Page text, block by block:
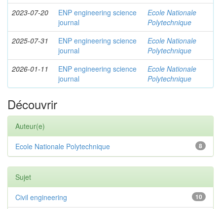
2023-07-20
ENP engineering science
journal
Ecole Nationale
Polytechnique
2025-07-31
ENP engineering science
journal
Ecole Nationale
Polytechnique
2026-01-11
ENP engineering science
journal
Ecole Nationale
Polytechnique
Découvrir
Auteur(e)
8
Ecole Nationale Polytechnique
Sujet
10
Civil engineering